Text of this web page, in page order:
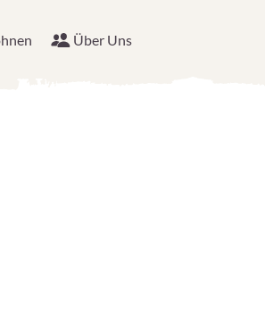
Über Uns